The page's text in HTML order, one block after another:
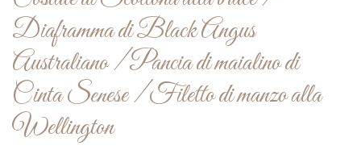
Diaframma di Black Angus
Australiano / Pancia di maialino di
Cinta Senese / Filetto di manzo alla
Wellington